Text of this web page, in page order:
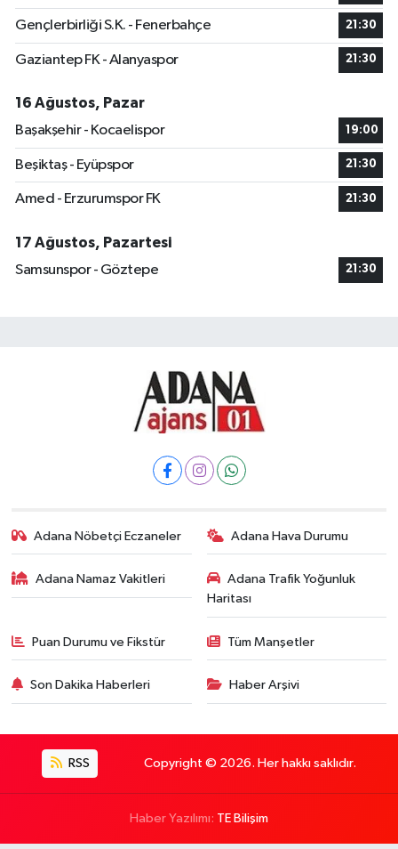
Gençlerbirliği S.K. - Fenerbahçe 21:30
Gaziantep FK - Alanyaspor 21:30
16 Ağustos, Pazar
Başakşehir - Kocaelispor
19:00
Beşiktaş - Eyüpspor 21:30
Amed - Erzurumspor FK 21:30
17 Ağustos, Pazartesi
Samsunspor - Göztepe
21:30
Adana Nöbetçi Eczaneler Adana Hava Durumu
Adana Namaz Vakitleri
Adana Trafik Yoğunluk
Haritası
Puan Durumu ve Fikstür Tüm Manşetler
Son Dakika Haberleri Haber Arşivi
RSS Copyright © 2026. Her hakkı saklıdır.
Haber Yazılımı: TE Bilişim